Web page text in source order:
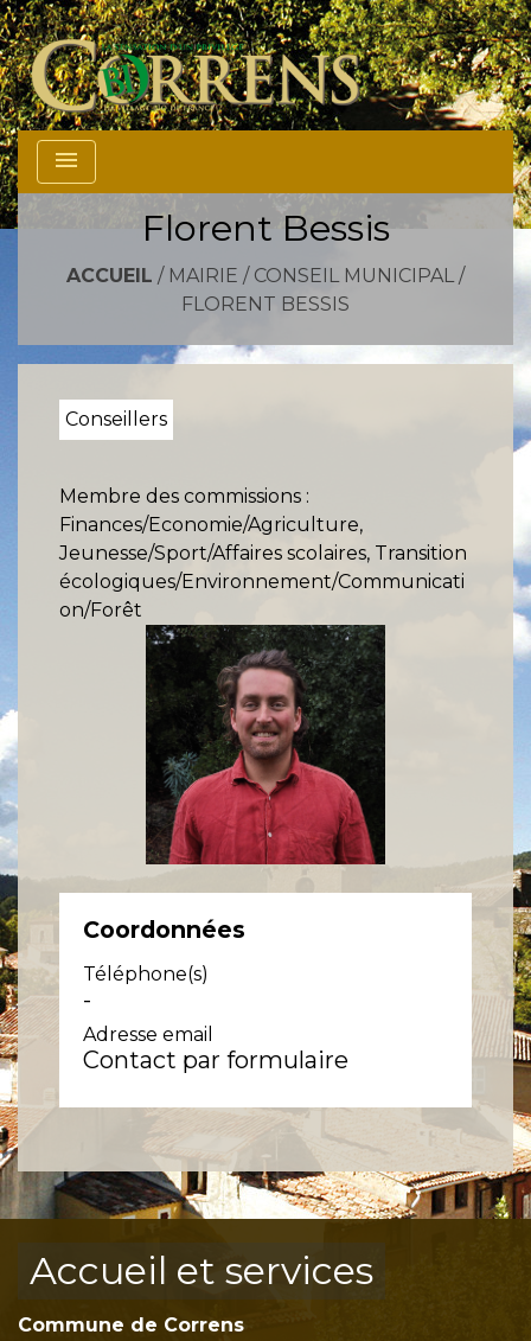
menu
Florent Bessis
ACCUEIL / MAIRIE / CONSEIL MUNICIPAL/
FLORENT BESSIS
Conseillers
Membre des commissions :
Finances/Economie/Agriculture,
Jeunesse/Sport/Affaires scolaires, Transition
écologiques/Environnement/Communicati
on/Forêt
Coordonnées
Téléphone(s)
-
Adresse email
Contact par formulaire
Accueil et services
Commune de Correns